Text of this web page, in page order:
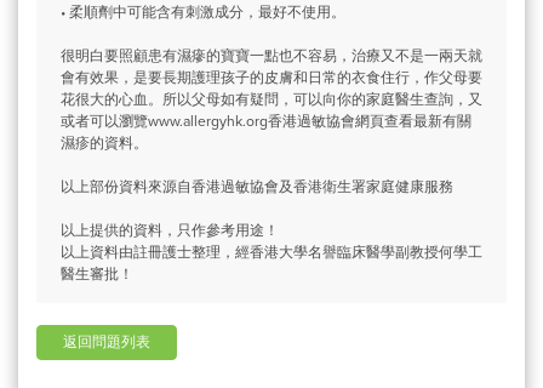
• 柔順劑中可能含有刺激成分，最好不使用。
很明白要照顧患有濕瘮的寶寶一點也不容易，治療又不是一兩天就
會有效果，是要長期護理孩子的皮膚和日常的衣食住行，作父母要
花很大的心血。所以父母如有疑問，可以向你的家庭醫生查詢，又
或者可以瀏覽www.allergyhk.org香港過敏協會網頁查看最新有關
濕疹的資料。
以上部份資料來源自香港過敏協會及香港衛生署家庭健康服務
以上提供的資料，只作參考用途！
以上資料由註冊護士整理，經香港大學名譽臨床醫學副教授何學工
醫生審批！
返回問題列表